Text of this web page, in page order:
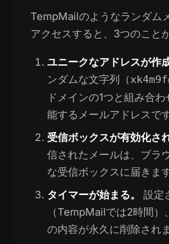
TempMailのようなランダム
アクセスすると、3つのこと
ユニークなアドレスが作
ンダムな文字列（xk4m9f
ドメインの1つと組み合
能するメールアドレスです
受信ボックスが有効化され
信されたメールは、ブラ
な受信ボックスに届きます
タイマーが始まる。
設定
（TempMailでは2時間
の内容が永久に削除されま